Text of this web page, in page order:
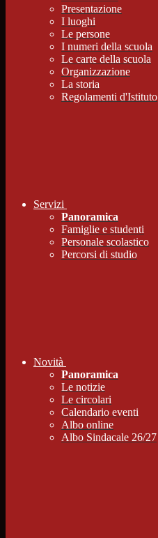
Presentazione
I luoghi
Le persone
I numeri della scuola
Le carte della scuola
Organizzazione
La storia
Regolamenti d'Istituto
Servizi
Panoramica
Famiglie e studenti
Personale scolastico
Percorsi di studio
Novità
Panoramica
Le notizie
Le circolari
Calendario eventi
Albo online
Albo Sindacale 26/27